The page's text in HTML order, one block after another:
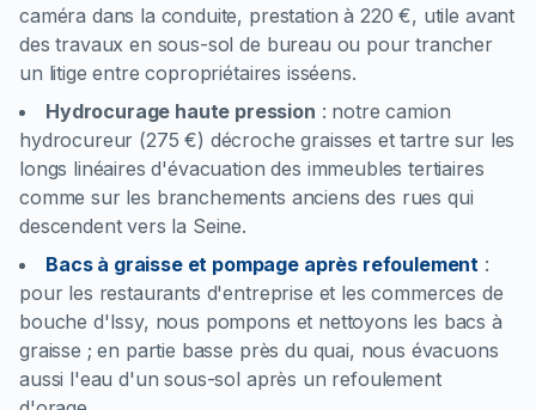
caméra dans la conduite, prestation à 220 €, utile avant
des travaux en sous-sol de bureau ou pour trancher
un litige entre copropriétaires isséens.
Hydrocurage haute pression : notre camion
hydrocureur (275 €) décroche graisses et tartre sur les
longs linéaires d'évacuation des immeubles tertiaires
comme sur les branchements anciens des rues qui
descendent vers la Seine.
Bacs à graisse et pompage après refoulement :
pour les restaurants d'entreprise et les commerces de
bouche d'Issy, nous pompons et nettoyons les bacs à
graisse ; en partie basse près du quai, nous évacuons
aussi l'eau d'un sous-sol après un refoulement